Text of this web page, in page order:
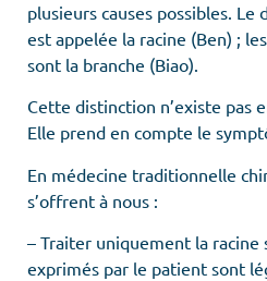
plusieurs causes possibles.
est appelée la racine (Ben) ;
sont la branche (Biao).
Cette distinction n’existe pas
Elle prend en compte le
En médecine traditionnelle
s’offrent à nous :
– Traiter uniquement la racine
exprimés par le patient sont